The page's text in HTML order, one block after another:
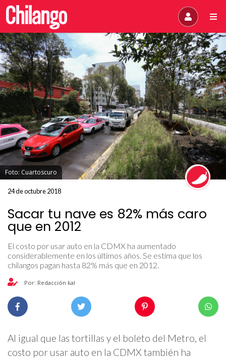
Foto: Cuartoscuro
24 de octubre 2018
Sacar tu nave es 82% más caro
que en 2012
El costo por usar auto en la CDMX ha aumentado
considerablemente en los últimos años. Se estima que los
chilangos pagan hasta 82% más que en 2012.
Por: Redacción kal
Al igual que las tortillas y el boleto del Metro, el
costo por usar auto en la CDMX también ha